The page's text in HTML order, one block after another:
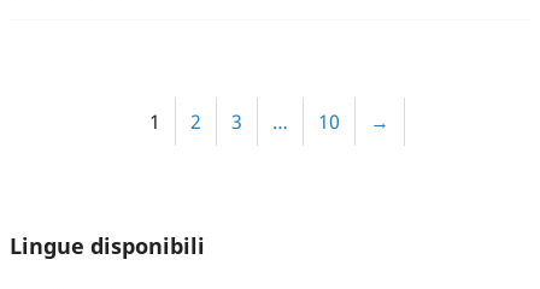
1 2 3 … 10 →
Lingue disponibili